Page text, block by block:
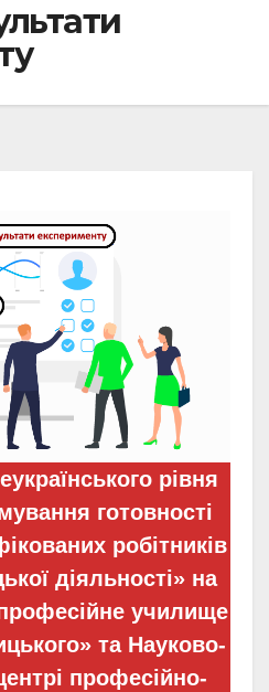
рівня
готовності
робітників
діяльності» на
училище
та Науково-
професійно-